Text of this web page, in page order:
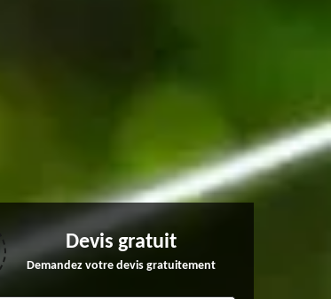
Devis gratuit
Demandez votre devis gratuitement